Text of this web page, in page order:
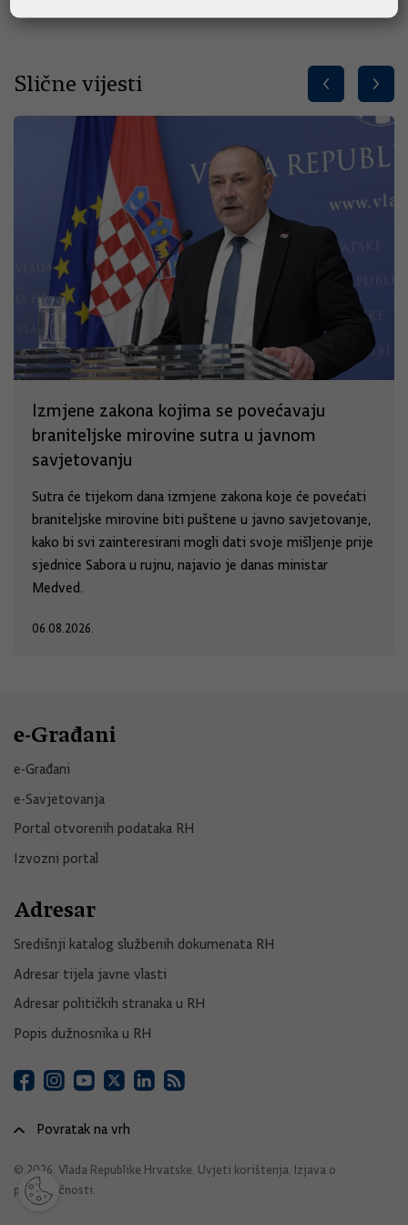
Slične vijesti
Izmjene zakona kojima se povećavaju
braniteljske mirovine sutra u javnom
savjetovanju
Sutra će tijekom dana izmjene zakona koje će povećati
braniteljske mirovine biti puštene u javno savjetovanje,
kako bi svi zainteresirani mogli dati svoje mišljenje prije
sjednice Sabora u rujnu, najavio je danas ministar
Medved.
06.08.2026.
e-Građani
e-Građani
e-Savjetovanja
Portal otvorenih podataka RH
Izvozni portal
Adresar
Središnji katalog službenih dokumenata RH
Adresar tijela javne vlasti
Adresar političkih stranaka u RH
Popis dužnosnika u RH
Povratak na vrh
© 2026. Vlada Republike Hrvatske. Uvjeti korištenja Izjava o
pristupačnosti